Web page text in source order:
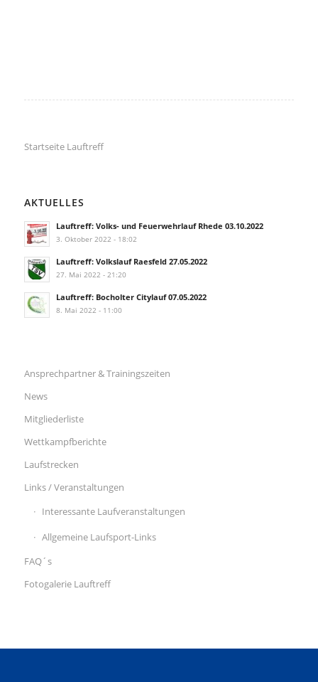
Startseite Lauftreff
AKTUELLES
Lauftreff: Volks- und Feuerwehrlauf Rhede 03.10.2022
3. Oktober 2022 - 18:02
Lauftreff: Volkslauf Raesfeld 27.05.2022
27. Mai 2022 - 21:20
Lauftreff: Bocholter Citylauf 07.05.2022
8. Mai 2022 - 11:00
Ansprechpartner & Trainingszeiten
News
Mitgliederliste
Wettkampfberichte
Laufstrecken
Links / Veranstaltungen
Interessante Laufveranstaltungen
Allgemeine Laufsport-Links
FAQ´s
Fotogalerie Lauftreff